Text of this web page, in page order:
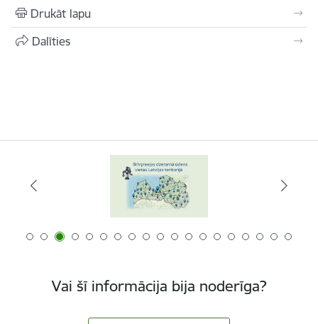
Drukāt lapu
Dalīties
Vai šī informācija bija noderīga?